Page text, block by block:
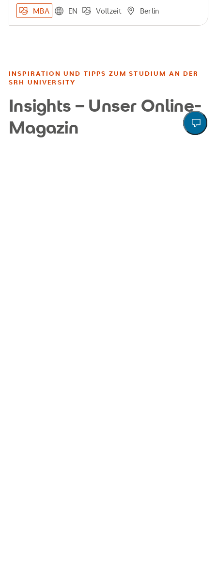
MBA EN Vollzeit Berlin
INSPIRATION UND TIPPS ZUM STUDIUM AN DER
SRH UNIVERSITY
Insights – Unser Online-
Magazin